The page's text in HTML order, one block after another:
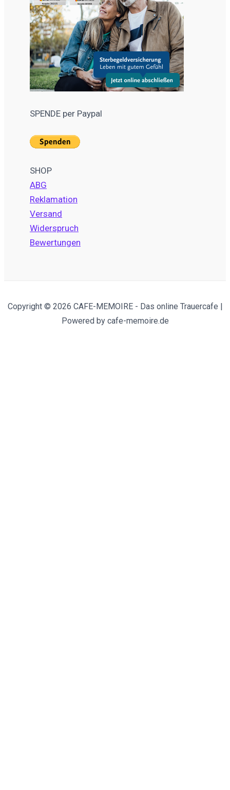
SPENDE per Paypal
SHOP
ABG
Reklamation
Versand
Widerspruch
Bewertungen
Copyright © 2026 CAFE-MEMOIRE - Das online Trauercafe |
Powered by cafe-memoire.de